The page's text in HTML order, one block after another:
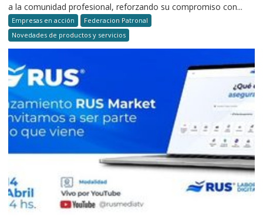
a la comunidad profesional, reforzando su compromiso con...
Empresas en acción
Federacion Patronal
Novedades de productos y servicios